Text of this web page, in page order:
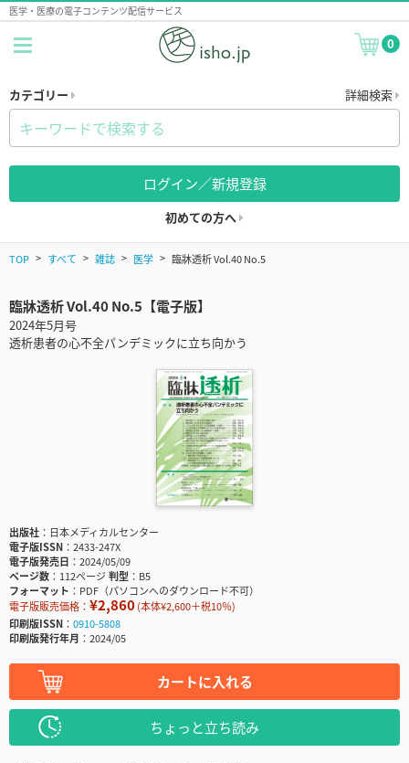
医学・医療の電子コンテンツ配信サービス
0
カテゴリー 詳細検索
ログイン／新規登録
初めての方へ
TOP すべて 雑誌 医学 臨牀透析 Vol.40 No.5
臨牀透析 Vol.40 No.5【電子版】
2024年5月号
透析患者の心不全パンデミックに立ち向かう
出版社
日本メディカルセンター
電子版ISSN
2433-247X
電子版発売日
2024/05/09
ページ数
112ページ判型
B5
フォーマット
PDF（パソコンへのダウンロード不可）
電子版販売価格： ¥2,860(本体¥2,600＋税10％)
印刷版ISSN
0910-5808
印刷版発行年月
2024/05
カートに入れる
ちょっと立ち読み